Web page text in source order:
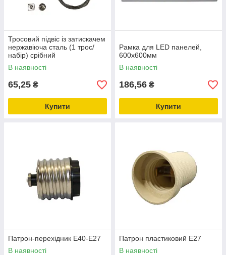
Тросовий підвіс із затискачем
нержавіюча сталь (1 трос/
набір) срібний
В наявності
65,25 ₴
Купити
Рамка для LED панелей,
600х600мм
В наявності
186,56 ₴
Купити
Патрон-перехідник E40-E27
В наявності
Патрон пластиковий E27
В наявності